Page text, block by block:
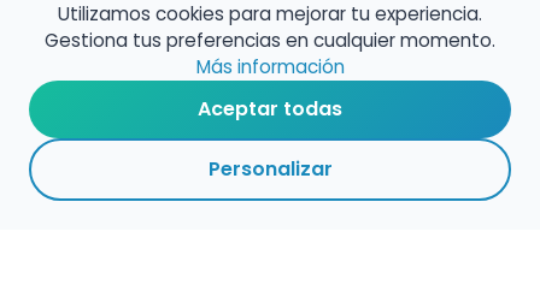
Política de Cookies
Política de Privacidad
Utilizamos cookies para mejorar tu experiencia.
Gestiona tus preferencias en cualquier momento.
Más información
Aceptar todas
Personalizar